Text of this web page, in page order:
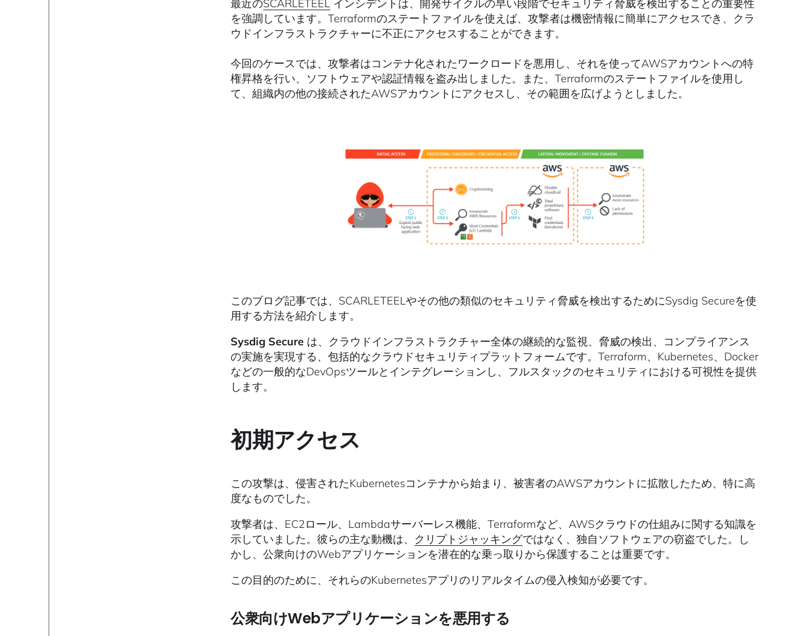
最近のSCARLETEEL インシデントは、開発サイクルの早い段階でセキュリティ脅威を検出することの重要性
を強調しています。Terraformのステートファイルを使えば、攻撃者は機密情報に簡単にアクセスでき、クラ
ウドインフラストラクチャーに不正にアクセスすることができます。
今回のケースでは、攻撃者はコンテナ化されたワークロードを悪用し、それを使ってAWSアカウントへの特
権昇格を行い、ソフトウェアや認証情報を盗み出しました。また、Terraformのステートファイルを使用し
て、組織内の他の接続されたAWSアカウントにアクセスし、その範囲を広げようとしました。
このブログ記事では、SCARLETEELやその他の類似のセキュリティ脅威を検出するためにSysdig Secureを使
用する方法を紹介します。
Sysdig Secure は、クラウドインフラストラクチャー全体の継続的な監視、脅威の検出、コンプライアンス
の実施を実現する、包括的なクラウドセキュリティプラットフォームです。Terraform、Kubernetes、Docker
などの一般的なDevOpsツールとインテグレーションし、フルスタックのセキュリティにおける可視性を提供
します。
初期アクセス
この攻撃は、侵害されたKubernetesコンテナから始まり、被害者のAWSアカウントに拡散したため、特に高
度なものでした。
攻撃者は、EC2ロール、Lambdaサーバーレス機能、Terraformなど、AWSクラウドの仕組みに関する知識を
示していました。彼らの主な動機は、 クリプトジャッキングではなく、独自ソフトウェアの窃盗でした。し
かし、公衆向けのWebアプリケーションを潜在的な乗っ取りから保護することは重要です。
この目的のために、それらのKubernetesアプリのリアルタイムの侵入検知が必要です。
公衆向けWebアプリケーションを悪用する